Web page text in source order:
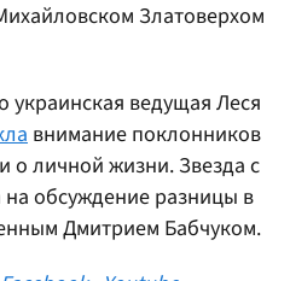
Златоверхом
украинская ведущая Леся
внимание поклонников
о личной жизни. Звезда с
обсуждение разницы в
Дмитрием Бабчуком.